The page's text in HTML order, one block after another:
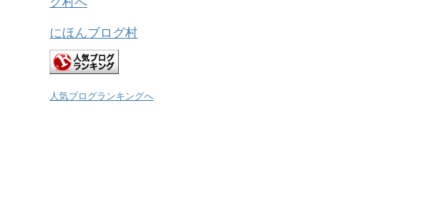
にほんブログ村
人気ブログランキングへ